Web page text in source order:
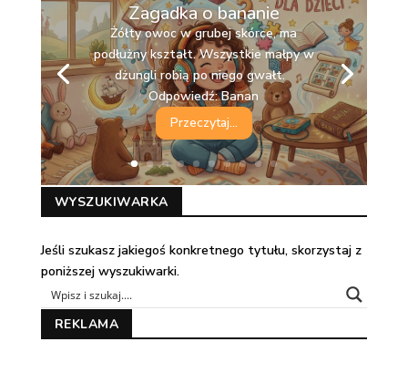
Zagadka o bananie
Żółty owoc w grubej skórce, ma
podłużny kształt. Wszystkie małpy w
dżungli robią po niego gwałt.
Odpowiedź: Banan
Przeczytaj...
WYSZUKIWARKA
Jeśli szukasz jakiegoś konkretnego tytułu, skorzystaj z
poniższej wyszukiwarki.
REKLAMA